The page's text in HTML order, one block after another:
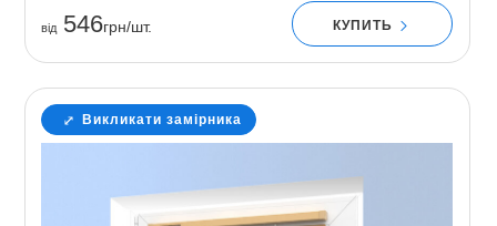
вiд546грн/шт. КУПИТЬ
Викликати замірника